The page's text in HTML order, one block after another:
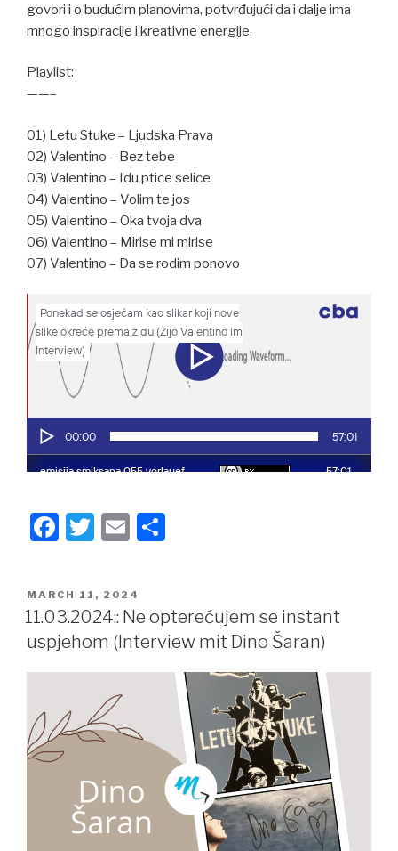
govori i o budućim planovima, potvrđujući da i dalje ima
mnogo inspiracije i kreativne energije.
Playlist:
——–
01) Letu Stuke – Ljudska Prava
02) Valentino – Bez tebe
03) Valentino – Idu ptice selice
04) Valentino – Volim te jos
05) Valentino – Oka tvoja dva
06) Valentino – Mirise mi mirise
07) Valentino – Da se rodim ponovo
F
c
e
b
o
k
T
tt
er
E
ail
e
POSTED
ON
MARCH 11, 2024
11.03.2024:: Ne opterećujem se instant
uspjehom (Interview mit Dino Šaran)